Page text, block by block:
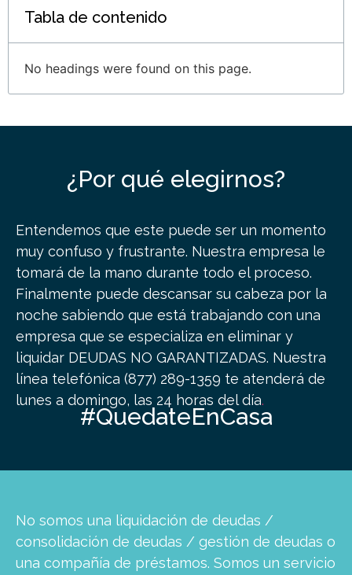
Tabla de contenido
No headings were found on this page.
¿Por qué elegirnos?
Entendemos que este puede ser un momento
muy confuso y frustrante. Nuestra empresa le
tomará de la mano durante todo el proceso.
Finalmente puede descansar su cabeza por la
noche sabiendo que está trabajando con una
empresa que se especializa en eliminar y
liquidar DEUDAS NO GARANTIZADAS. Nuestra
línea telefónica (877) 289-1359 te atenderá de
lunes a domingo, las 24 horas del día.
#QuedateEnCasa
No somos una liquidación de deudas /
consolidación de deudas / gestión de deudas o
una compañía de préstamos. Somos un servicio